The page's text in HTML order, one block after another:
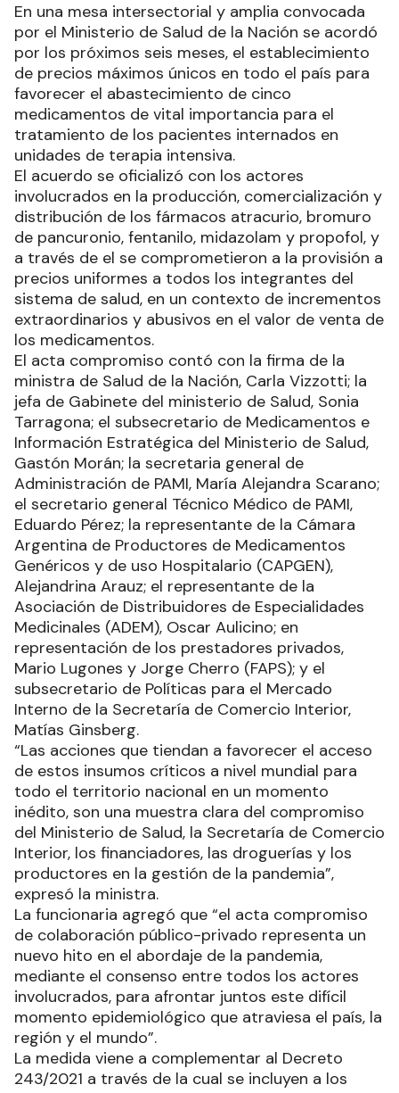
En una mesa intersectorial y amplia convocada
por el Ministerio de Salud de la Nación se acordó
por los próximos seis meses, el establecimiento
de precios máximos únicos en todo el país para
favorecer el abastecimiento de cinco
medicamentos de vital importancia para el
tratamiento de los pacientes internados en
unidades de terapia intensiva.
El acuerdo se oficializó con los actores
involucrados en la producción, comercialización y
distribución de los fármacos atracurio, bromuro
de pancuronio, fentanilo, midazolam y propofol, y
a través de el se comprometieron a la provisión a
precios uniformes a todos los integrantes del
sistema de salud, en un contexto de incrementos
extraordinarios y abusivos en el valor de venta de
los medicamentos.
El acta compromiso contó con la firma de la
ministra de Salud de la Nación, Carla Vizzotti; la
jefa de Gabinete del ministerio de Salud, Sonia
Tarragona; el subsecretario de Medicamentos e
Información Estratégica del Ministerio de Salud,
Gastón Morán; la secretaria general de
Administración de PAMI, María Alejandra Scarano;
el secretario general Técnico Médico de PAMI,
Eduardo Pérez; la representante de la Cámara
Argentina de Productores de Medicamentos
Genéricos y de uso Hospitalario (CAPGEN),
Alejandrina Arauz; el representante de la
Asociación de Distribuidores de Especialidades
Medicinales (ADEM), Oscar Aulicino; en
representación de los prestadores privados,
Mario Lugones y Jorge Cherro (FAPS); y el
subsecretario de Políticas para el Mercado
Interno de la Secretaría de Comercio Interior,
Matías Ginsberg.
“Las acciones que tiendan a favorecer el acceso
de estos insumos críticos a nivel mundial para
todo el territorio nacional en un momento
inédito, son una muestra clara del compromiso
del Ministerio de Salud, la Secretaría de Comercio
Interior, los financiadores, las droguerías y los
productores en la gestión de la pandemia”,
expresó la ministra.
La funcionaria agregó que “el acta compromiso
de colaboración público-privado representa un
nuevo hito en el abordaje de la pandemia,
mediante el consenso entre todos los actores
involucrados, para afrontar juntos este difícil
momento epidemiológico que atraviesa el país, la
región y el mundo”.
La medida viene a complementar al Decreto
243/2021 a través de la cual se incluyen a los